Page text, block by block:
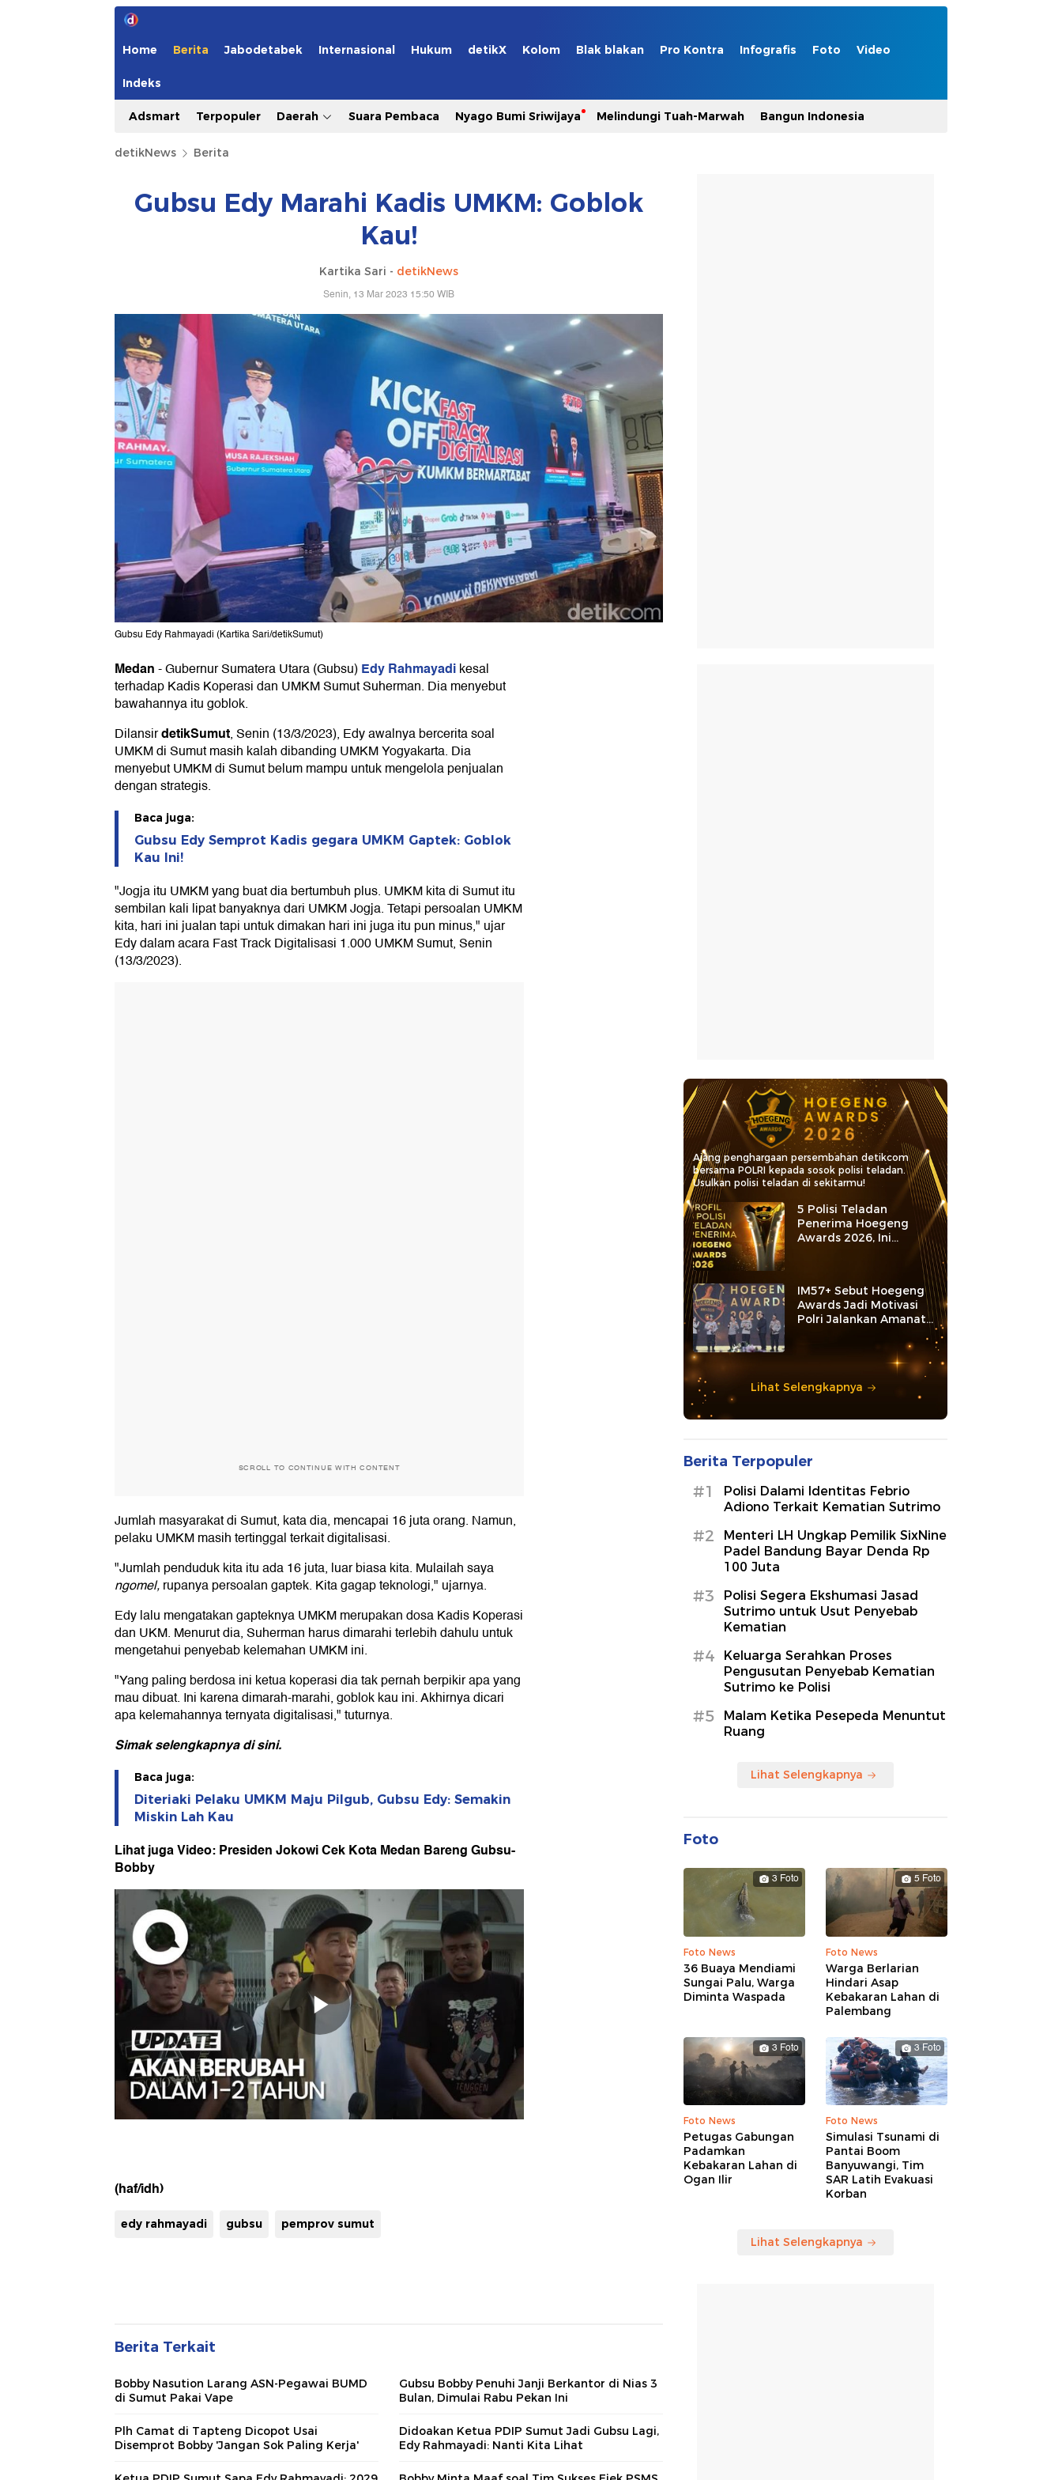
Home Berita Jabodetabek Internasional Hukum detikX Kolom Blak blakan Pro Kontra Infografis Foto Video
Indeks
Adsmart Terpopuler Daerah Suara Pembaca Nyago Bumi Sriwijaya Melindungi Tuah-Marwah Bangun Indonesia
detikNews Berita
Gubsu Edy Marahi Kadis UMKM: Goblok
Kau!
Kartika Sari - detikNews
Senin, 13 Mar 2023 15:50 WIB
Gubsu Edy Rahmayadi (Kartika Sari/detikSumut)
Medan-Gubernur Sumatera Utara (Gubsu)Edy Rahmayadikesal
terhadap Kadis Koperasi dan UMKM Sumut Suherman. Dia menyebut
bawahannya itu goblok.
DilansirdetikSumut, Senin (13/3/2023), Edy awalnya bercerita soal
UMKM di Sumut masih kalah dibanding UMKM Yogyakarta. Dia
menyebut UMKM di Sumut belum mampu untuk mengelola penjualan
dengan strategis.
Baca juga:
Gubsu Edy Semprot Kadis gegara UMKM Gaptek: Goblok
Kau Ini!
"Jogja itu UMKM yang buat dia bertumbuh plus. UMKM kita di Sumut itu
sembilan kali lipat banyaknya dari UMKM Jogja. Tetapi persoalan UMKM
kita, hari ini jualan tapi untuk dimakan hari ini juga itu pun minus," ujar
Edy dalam acara Fast Track Digitalisasi 1.000 UMKM Sumut, Senin
(13/3/2023).
SCROLL TO CONTINUE WITH CONTENT
Jumlah masyarakat di Sumut, kata dia, mencapai 16 juta orang. Namun,
pelaku UMKM masih tertinggal terkait digitalisasi.
"Jumlah penduduk kita itu ada 16 juta, luar biasa kita. Mulailah saya
ngomel,rupanya persoalan gaptek. Kita gagap teknologi," ujarnya.
Edy lalu mengatakan gapteknya UMKM merupakan dosa Kadis Koperasi
dan UKM. Menurut dia, Suherman harus dimarahi terlebih dahulu untuk
mengetahui penyebab kelemahan UMKM ini.
"Yang paling berdosa ini ketua koperasi dia tak pernah berpikir apa yang
mau dibuat. Ini karena dimarah-marahi, goblok kau ini. Akhirnya dicari
apa kelemahannya ternyata digitalisasi," tuturnya.
Simak selengkapnya disini.
Baca juga:
Diteriaki Pelaku UMKM Maju Pilgub, Gubsu Edy: Semakin
Miskin Lah Kau
Lihat juga Video: Presiden Jokowi Cek Kota Medan Bareng Gubsu-
Bobby
(haf/idh)
edy rahmayadi gubsu pemprov sumut
Berita Terkait
Bobby Nasution Larang ASN-Pegawai BUMD
di Sumut Pakai Vape
Gubsu Bobby Penuhi Janji Berkantor di Nias 3
Bulan, Dimulai Rabu Pekan Ini
Plh Camat di Tapteng Dicopot Usai
Disemprot Bobby 'Jangan Sok Paling Kerja'
Didoakan Ketua PDIP Sumut Jadi Gubsu Lagi,
Edy Rahmayadi: Nanti Kita Lihat
Ajang penghargaan persembahan detikcom
bersama POLRI kepada sosok polisi teladan.
Usulkan polisi teladan di sekitarmu!
5 Polisi Teladan
Penerima Hoegeng
Awards 2026, Ini
Kategori dan Kiprahnya
IM57+ Sebut Hoegeng
Awards Jadi Motivasi
Polri Jalankan Amanat
Lihat Selengkapnya
Berita Terpopuler
#1
Polisi Dalami Identitas Febrio
Adiono Terkait Kematian Sutrimo
#2
Menteri LH Ungkap Pemilik SixNine
Padel Bandung Bayar Denda Rp
100 Juta
#3
Polisi Segera Ekshumasi Jasad
Sutrimo untuk Usut Penyebab
Kematian
#4
Keluarga Serahkan Proses
Pengusutan Penyebab Kematian
Sutrimo ke Polisi
#5
Malam Ketika Pesepeda Menuntut
Ruang
Lihat Selengkapnya
Foto
3 Foto
Foto News
36 Buaya Mendiami
Sungai Palu, Warga
Diminta Waspada
5 Foto
Foto News
Warga Berlarian
Hindari Asap
Kebakaran Lahan di
Palembang
3 Foto
Foto News
Petugas Gabungan
Padamkan
Kebakaran Lahan di
Ogan Ilir
3 Foto
Foto News
Simulasi Tsunami di
Pantai Boom
Banyuwangi, Tim
SAR Latih Evakuasi
Korban
Lihat Selengkapnya